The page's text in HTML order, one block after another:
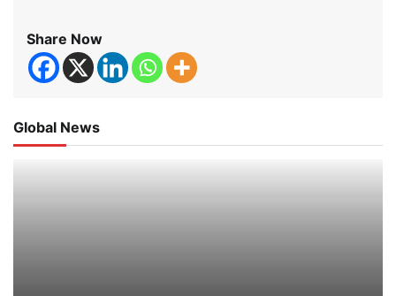
Share Now
Global News